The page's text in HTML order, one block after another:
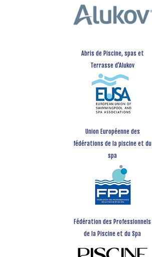
Abris de Piscine, spas et
Terrasse d’Alukov
Union Européenne des
fédérations de la piscine et du
spa
Fédération des Professionnels
de la Piscine et du Spa